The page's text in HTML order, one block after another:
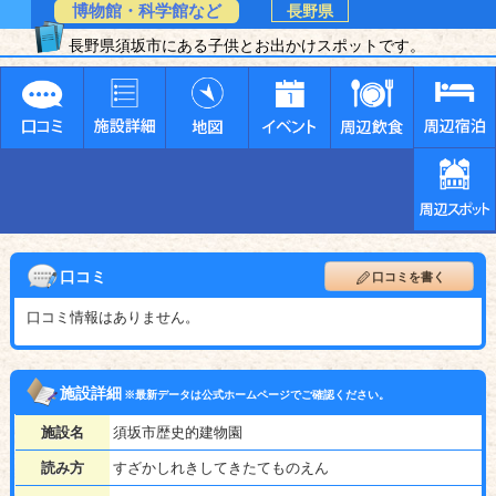
博物館・科学館など
長野県
長野県須坂市にある子供とお出かけスポットです。
口コミ 口コミを書く
口コミ情報はありません。
施設詳細※最新データは公式ホームページでご確認ください。
施設名 須坂市歴史的建物園
読み方 すざかしれきしてきたてものえん